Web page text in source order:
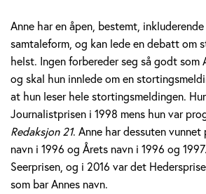
s
v
o
l
d
Anne har en åpen, bestemt,
samtaleform, og kan lede en debatt om
helst. Ingen forbereder seg så godt som
og skal hun innlede om en
at hun leser hele stortingsmeldingen.
Journalistprisen i 1998 mens hun var
Redaksjon 21. Anne har dessuten vunnet
navn i 1996 og Årets navn i 1996 og
Seerprisen, og i 2016 var det
som bar Annes navn.